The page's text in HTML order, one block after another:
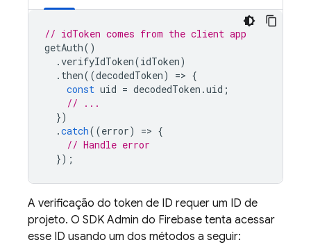
// idToken comes from the client app
getAuth()
.verifyIdToken(idToken)
. then((decodedToken) => {
const uid = decodedToken .uid ;
// ...
})
.catch((error) => {
// Handle error
});
A verificação do token de ID requer um ID de
projeto. O SDK Admin do Firebase tenta acessar
esse ID usando um dos métodos a seguir: